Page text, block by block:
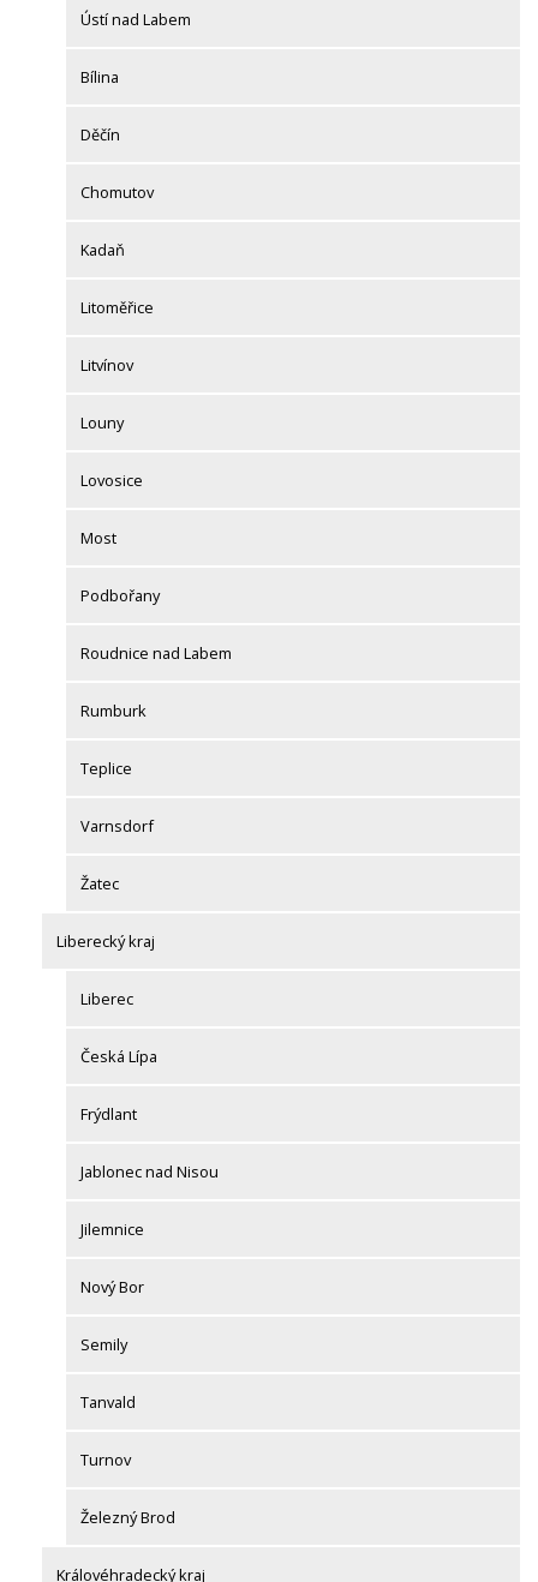
Ústí nad Labem
Bílina
Děčín
Chomutov
Kadaň
Litoměřice
Litvínov
Louny
Lovosice
Most
Podbořany
Roudnice nad Labem
Rumburk
Teplice
Varnsdorf
Žatec
Liberecký kraj
Liberec
Česká Lípa
Frýdlant
Jablonec nad Nisou
Jilemnice
Nový Bor
Semily
Tanvald
Turnov
Železný Brod
Královéhradecký kraj